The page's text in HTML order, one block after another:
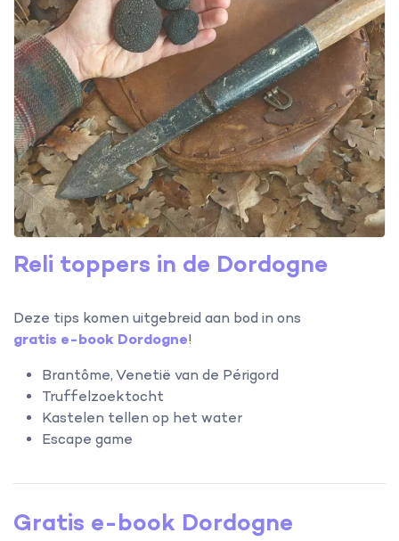
Reli toppers in de Dordogne
Deze tips komen uitgebreid aan bod in ons
gratis e-book Dordogne!
Brantôme, Venetië van de Périgord
Truffelzoektocht
Kastelen tellen op het water
Escape game
Gratis e-book Dordogne